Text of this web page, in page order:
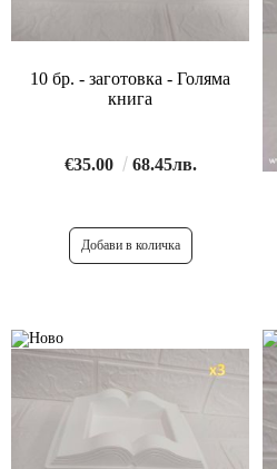
10 бр. - заготовка - Голяма
книга
€35.00
68.45лв.